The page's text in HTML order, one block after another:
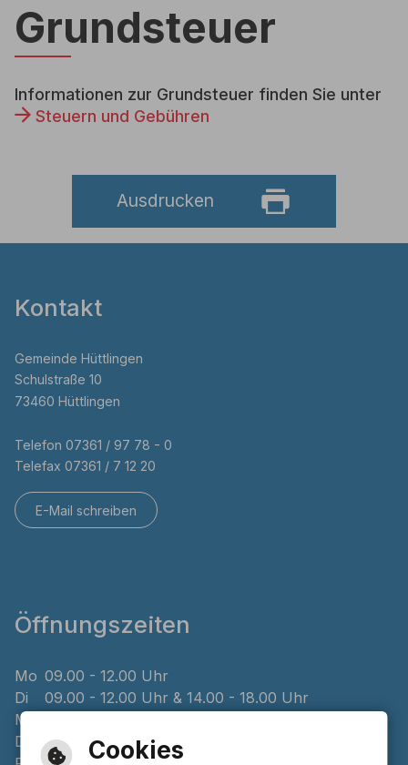
Grundsteuer
Informationen zur Grundsteuer finden Sie unter
Steuern und Gebühren
Ausdrucken
Kontakt
Gemeinde Hüttlingen
Schulstraße 10
73460 Hüttlingen
Telefon 07361 / 97 78 - 0
Telefax 07361 / 7 12 20
E-Mail schreiben
Öffnungszeiten
Mo 09.00 - 12.00 Uhr
Di
09.00 - 12.00 Uhr & 14.00 - 18.00 Uhr
Mi
Do
08.00 - 12.00 Uhr & 14.00 - 16.00 Uhr
Cookies